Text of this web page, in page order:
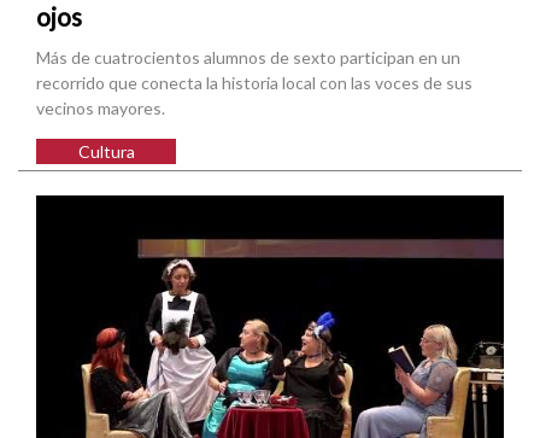
ojos
Más de cuatrocientos alumnos de sexto participan en un
recorrido que conecta la historia local con las voces de sus
vecinos mayores.
Cultura